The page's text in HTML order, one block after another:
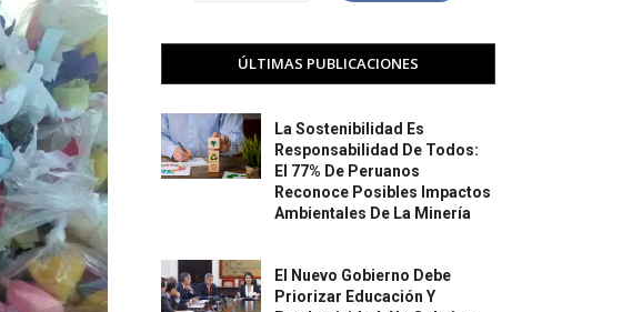
ÚLTIMAS PUBLICACIONES
La Sostenibilidad Es
Responsabilidad De Todos:
El 77% De Peruanos
Reconoce Posibles Impactos
Ambientales De La Minería
El Nuevo Gobierno Debe
Priorizar Educación Y